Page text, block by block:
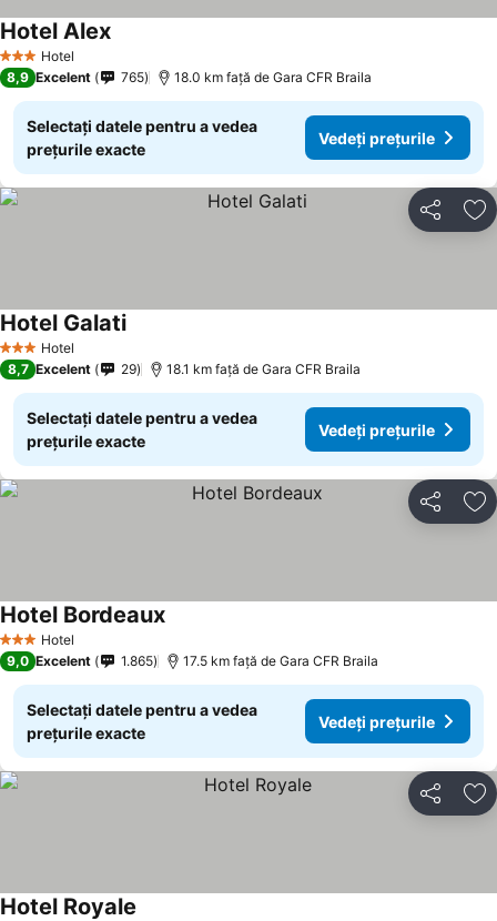
3 SteleHotel
Hotel Alex
8,9 Excelent 765 18.0 km faţă de Gara CFR Braila
Selectați datele pentru a vedea
prețurile exacte
Vedeți prețurile
Distribuiți
3 SteleHotel
Hotel Galati
8,7 Excelent 29 18.1 km faţă de Gara CFR Braila
Selectați datele pentru a vedea
prețurile exacte
Vedeți prețurile
Distribuiți
3 SteleHotel
Hotel Bordeaux
9,0 Excelent 1.865 17.5 km faţă de Gara CFR Braila
Selectați datele pentru a vedea
prețurile exacte
Vedeți prețurile
Distribuiți
Hotel Royale